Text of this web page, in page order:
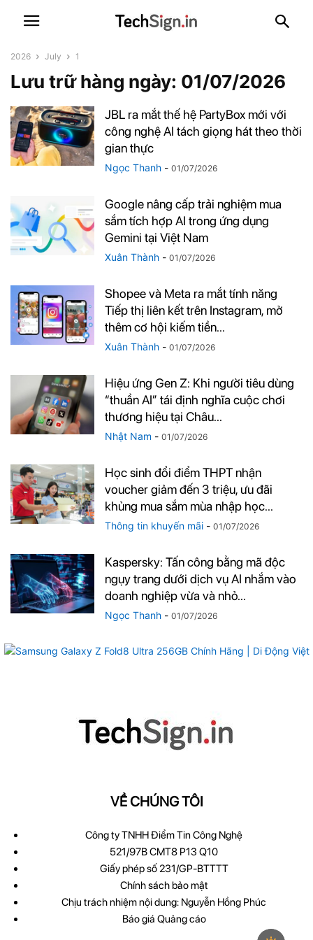
2026 July 1
Lưu trữ hàng ngày: 01/07/2026
JBL ra mắt thế hệ PartyBox mới với
công nghệ AI tách giọng hát theo thời
gian thực
Ngọc Thanh - 01/07/2026
Google nâng cấp trải nghiệm mua
sắm tích hợp AI trong ứng dụng
Gemini tại Việt Nam
Xuân Thành - 01/07/2026
Shopee và Meta ra mắt tính năng
Tiếp thị liên kết trên Instagram, mở
thêm cơ hội kiếm tiền...
Xuân Thành - 01/07/2026
Hiệu ứng Gen Z: Khi người tiêu dùng
“thuần AI” tái định nghĩa cuộc chơi
thương hiệu tại Châu...
Nhật Nam - 01/07/2026
Học sinh đổi điểm THPT nhận
voucher giảm đến 3 triệu, ưu đãi
khủng mua sắm mùa nhập học...
Thông tin khuyến mãi - 01/07/2026
Kaspersky: Tấn công bằng mã độc
ngụy trang dưới dịch vụ AI nhắm vào
doanh nghiệp vừa và nhỏ...
Ngọc Thanh - 01/07/2026
VỀ CHÚNG TÔI
Công ty TNHH Điểm Tin Công Nghệ
521/97B CMT8 P13 Q10
Giấy phép số 231/GP-BTTTT
Chính sách bảo mật
Chịu trách nhiệm nội dung: Nguyễn Hồng Phúc
Báo giá Quảng cáo